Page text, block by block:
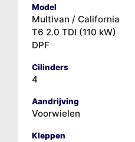
Model
Multivan / California
T6 2.0 TDI (110 kW)
DPF
Cilinders
4
Aandrijving
Voorwielen
Kleppen